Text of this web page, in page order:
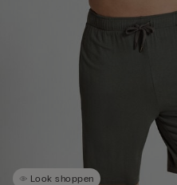
Look shoppen